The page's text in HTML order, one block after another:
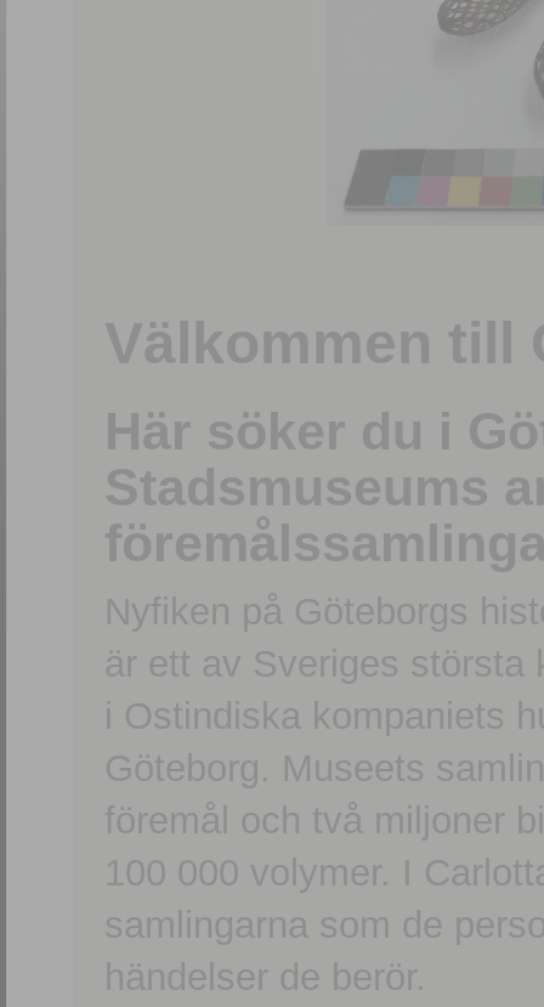
Välkommen till
Här söker du i
Stadsmuseums
Nyfiken på Göteborgs
är ett av Sveriges största
i Ostindiska kompaniets
Göteborg. Museets
föremål och två miljoner
100 000 volymer. I
samlingarna som de
händelser de berör.